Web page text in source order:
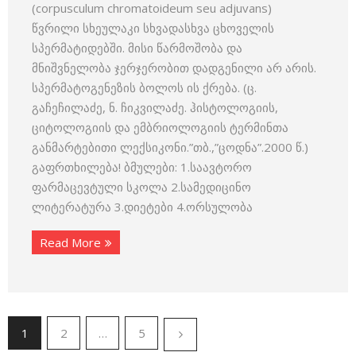
(corpusculum chromatoideum seu adjuvans)
წვრილი სხეულაკი სხვადასხვა ცხოველის
სპერმატიდებში. მისი წარმოშობა და
მნიშვნელობა ჯერჯერობით დადგენილი არ არის.
სპერმატოგენეზის ბოლოს ის ქრება. (ც.
გაჩეჩილაძე, ნ. ჩიკვილაძე. ჰისტოლოგიის,
ციტოლოგიის და ემბრიოლოგიის ტერმინთა
განმარტებითი ლექსიკონი.”თბ.,”ცოდნა”.2000 წ.)
გაფრთხილება! ბმულები: 1.საავტორო
ფარმაცევტული სკოლა 2.სამედიცინო
ლიტერატურა 3.დიეტები 4.ორსულობა
Read More
1 2 … 5